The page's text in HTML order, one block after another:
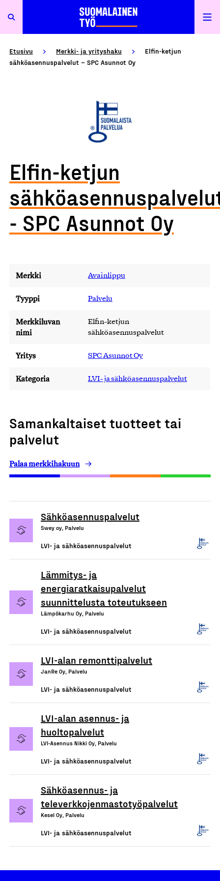
Etusivu Merkki- ja yrityshaku
Elfin-ketjun
sähköasennuspalvelut – SPC Asunnot Oy
Elfin-ketjun
- SPC Asunnot Oy
Merkki Avainlippu
Tyyppi Palvelu
Merkkiluvan
nimi
Elfin-ketjun
sähköasennuspalvelut
Yritys SPC Asunnot Oy
Kategoria LVI- ja sähköasennuspalvelut
Samankaltaiset tuotteet tai
palvelut
Palaa merkkihakuun
Sähköasennuspalvelut
Swey oy, Palvelu
LVI- ja sähköasennuspalvelut
Lämmitys- ja
energiaratkaisupalvelut
suunnittelusta toteutukseen
Lämpökarhu Oy, Palvelu
LVI- ja sähköasennuspalvelut
LVI-alan remonttipalvelut
JanRe Oy, Palvelu
LVI- ja sähköasennuspalvelut
LVI-alan asennus- ja
huoltopalvelut
LVI-Asennus Nikki Oy, Palvelu
LVI- ja sähköasennuspalvelut
Sähköasennus- ja
televerkkojenmastotyöpalvelut
Kesel Oy, Palvelu
LVI- ja sähköasennuspalvelut